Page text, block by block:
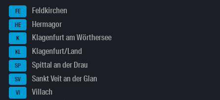
FE Feldkirchen
HE Hermagor
K Klagenfurt am Wörthersee
KL Klagenfurt/Land
SP Spittal an der Drau
SV Sankt Veit an der Glan
VI Villach